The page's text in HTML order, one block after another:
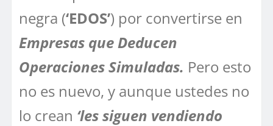
negra (‘EDOS’) por convertirse en
Empresas que Deducen
Operaciones Simuladas. Pero esto
no es nuevo, y aunque ustedes no
lo crean ‘les siguen vendiendo